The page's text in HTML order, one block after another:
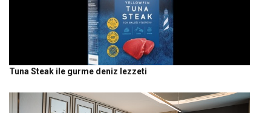
Tuna Steak ile gurme deniz lezzeti